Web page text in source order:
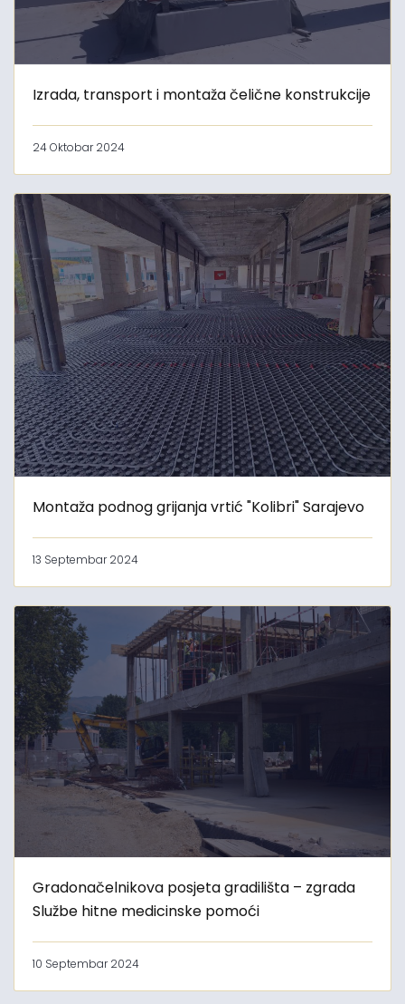
Izrada, transport i montaža čelične konstrukcije
24 Oktobar 2024
Montaža podnog grijanja vrtić "Kolibri" Sarajevo
13 Septembar 2024
Gradonačelnikova posjeta gradilišta – zgrada
Službe hitne medicinske pomoći
10 Septembar 2024